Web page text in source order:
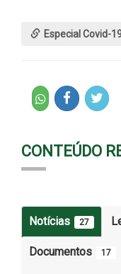
Especial Covid-
CONTEÚDO
Notícias 27
Documentos 17